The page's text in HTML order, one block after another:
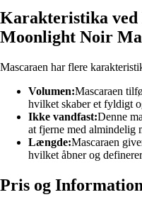
Karakteristika ved
Moonlight Noir
Mascaraen har flere
Volumen:Mascaraen
hvilket skaber et fyldigt
Ikke vandfast:Denne
at fjerne med almindelig
Længde:Mascaraen
hvilket åbner og
Pris og